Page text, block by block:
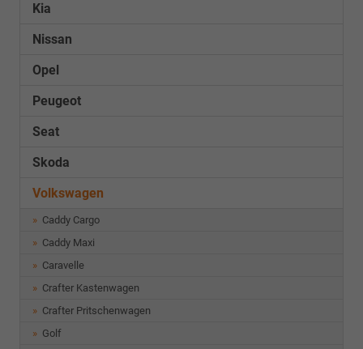
Kia
Nissan
Opel
Peugeot
Seat
Skoda
Volkswagen
Caddy Cargo
Caddy Maxi
Caravelle
Crafter Kastenwagen
Crafter Pritschenwagen
Golf